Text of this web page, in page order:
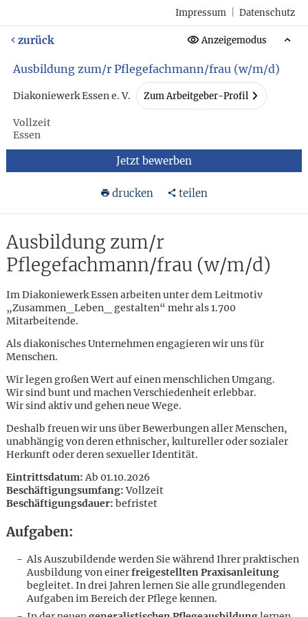
Impressum Datenschutz
zurück Anzeigemodus
Ausbildung zum/r Pflegefachmann/frau (w/m/d)
Diakoniewerk Essen e. V. Zum Arbeitgeber-Profil
Vollzeit
Essen
Jetzt bewerben
drucken teilen
Ausbildung zum/r
Pflegefachmann/frau (w/m/d)
Im Diakoniewerk Essen arbeiten unter dem Leitmotiv
„Zusammen_Leben_ gestalten“ mehr als 1.700
Mitarbeitende.
Als diakonisches Unternehmen engagieren wir uns für
Menschen.
Wir legen großen Wert auf einen menschlichen Umgang.
Wir sind bunt und machen Verschiedenheit erlebbar.
Wir sind aktiv und gehen neue Wege.
Deshalb freuen wir uns über Bewerbungen aller Menschen,
unabhängig von deren ethnischer, kultureller oder sozialer
Herkunft oder deren sexueller Identität.
Eintrittsdatum:Ab 01.10.2026
Beschäftigungsumfang:Vollzeit
Beschäftigungsdauer: befristet
Aufgaben:
Als Auszubildende werden Sie während Ihrer praktischen
Ausbildung von einerfreigestellten Praxisanleitung
begleitet. In drei Jahren lernen Sie alle grundlegenden
Aufgaben im Bereich der Pflege kennen.
Karte anzeigen